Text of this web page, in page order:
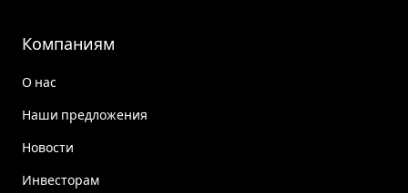
Компаниям
О нас
Наши предложения
Новости
Инвесторам